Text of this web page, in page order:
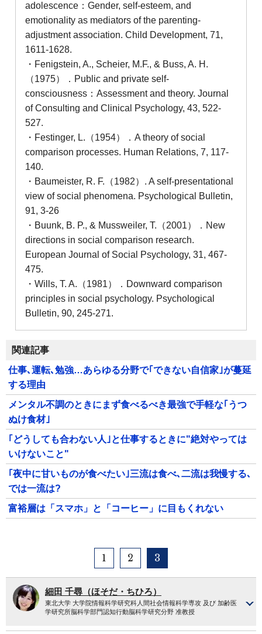
adolescence：Gender, self-esteem, and
emotionality as mediators of the parenting-
adjustment association. Child Development, 71,
1611-1628.
・Fenigstein, A., Scheier, M.F., & Buss, A. H.
（1975）．Public and private self-
consciousness：Assessment and theory. Journal
of Consulting and Clinical Psychology, 43, 522-
527.
・Festinger, L.（1954）．A theory of social
comparison processes. Human Relations, 7, 117-
140.
・Baumeister, R. F.（1982）. A self-presentational
view of social phenomena. Psychological Bulletin,
91, 3-26
・Buunk, B. P., & Mussweiler, T.（2001）．New
directions in social comparison research.
European Journal of Social Psychology, 31, 467-
475.
・Wills, T. A.（1981）．Downward comparison
principles in social psychology. Psychological
Bulletin, 90, 245-271.
関連記事
仕事､運転､勉強…あらゆる分野で｢できない自信家｣が蔓延
する理由
メンタル不調のときにまず食べるべき最強で手軽な｢うつ
ぬけ食材｣
｢どうしても合わない人｣と仕事するときに"絶対やっては
いけないこと"
｢夜中に甘いものが食べたい｣三流は食べ､二流は我慢する､
では一流は?
富裕層は「スマホ」と「コーヒー」に目もくれない
1 2 3
細田 千尋（ほそだ・ちひろ）
東北大学 大学院情報科学研究科人間社会情報科学専攻 及び 加齢医
学研究所脳科学部門認知行動脳科学研究分野 准教授